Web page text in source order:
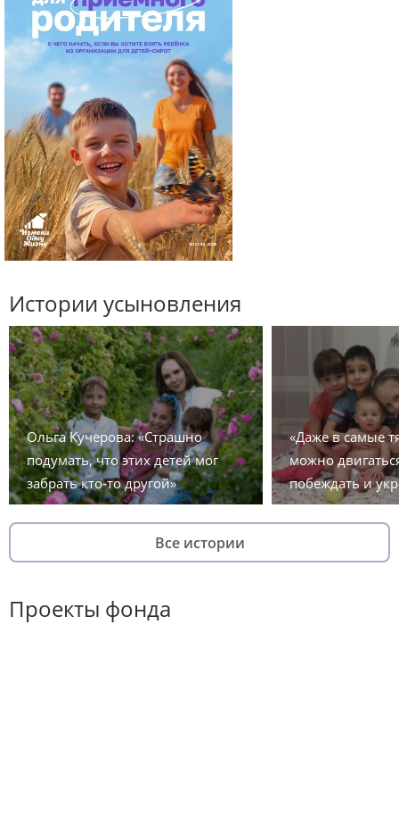
Истории усыновления
Ольга Кучерова: «Страшно
подумать, что этих детей мог
забрать кто-то другой»
«Даже в самые
можно
побеждать и
Все истории
Проекты фонда